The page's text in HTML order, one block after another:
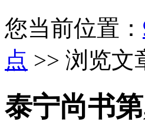
您当前位置：
点 >> 浏览文
泰宁尚书